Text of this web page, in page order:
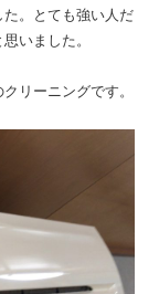
。とても強い人だ
いました。
リーニングです。